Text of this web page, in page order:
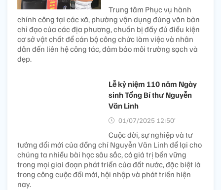
Trung tâm Phục vụ hành
chính công tại các xã, phường vận dụng đúng văn bản
chỉ đạo của các địa phương, chuẩn bị đầy đủ điều kiện
cơ sở vật chất để cán bộ công chức làm việc và nhân
dân đến liên hệ công tác, đảm bảo môi trường sạch và
đẹp.
Lễ kỷ niệm 110 năm Ngày
sinh Tổng Bí thư Nguyễn
Văn Linh
01/07/2025 12:50’
Cuộc đời, sự nghiệp và tư
tưởng đổi mới của đồng chí Nguyễn Văn Linh để lại cho
chúng ta nhiều bài học sâu sắc, có giá trị bền vững
trong mọi giai đoạn phát triển của đất nước, đặc biệt là
trong công cuộc đổi mới, hội nhập và phát triển hiện
nay.